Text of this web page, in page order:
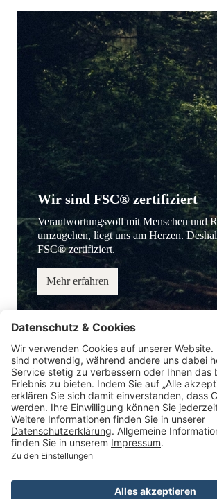
Wir sind FSC® zertifiziert
Verantwortungsvoll mit Menschen und
umzugehen, liegt uns am Herzen.
FSC® zertifiziert.
Mehr erfahren
Service-Hotline
Information
Service
Zahlungsmöglichkeiten
* Alle Preise inkl. gesetzl.